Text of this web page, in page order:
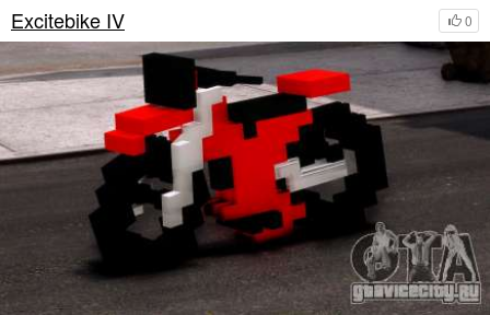
0
Excitebike IV